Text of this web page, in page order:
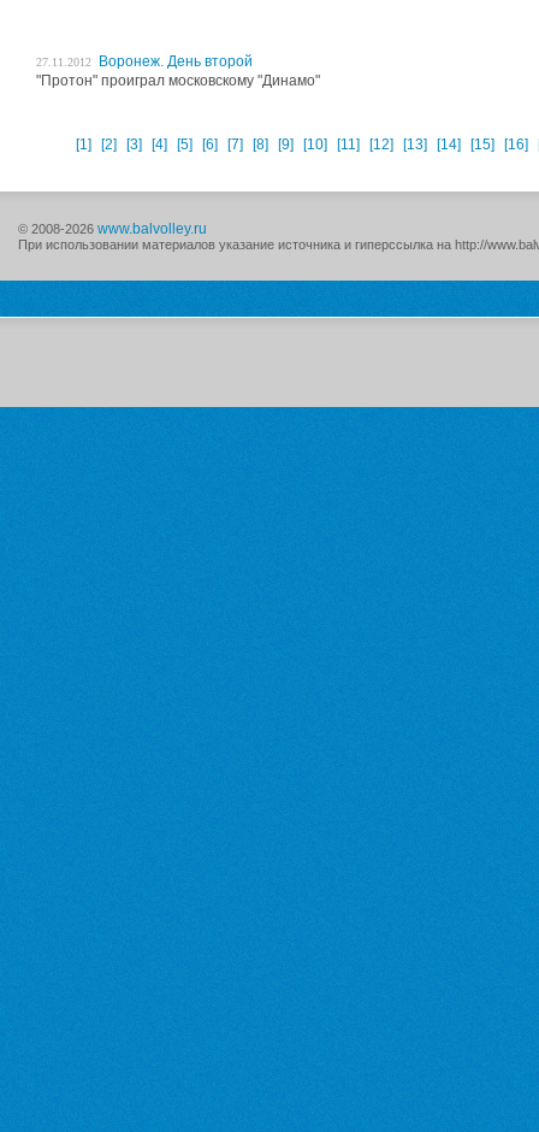
27.11.2012
Воронеж. День второй
"Протон" проиграл московскому "Динамо"
[1] [2] [3] [4] [5] [6] [7] [8] [9] [10] [11] [12] [13] [14] [15] [16]
© 2008-2026 www.balvolley.ru
При использовании материалов указание источника и гиперссылка на http://